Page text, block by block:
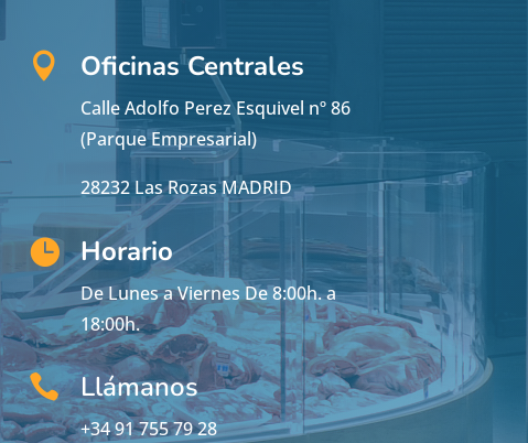
 Oficinas Centrales
Calle Adolfo Perez Esquivel nº 86
(Parque Empresarial)
28232 Las Rozas MADRID
 Horario
De Lunes a Viernes De 8:00h. a
18:00h.
 Llámanos
+34 91 755 79 28